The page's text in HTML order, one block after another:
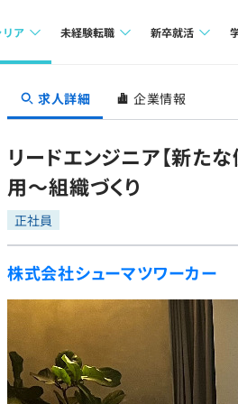
リア
ガイド
未経験転職
求人検索
転職成功ガイド
新卒就活
本選考
インターン
インタビュー
就活成功ガイド
求人詳細 企業情報
リードエンジニア【新た
用〜組織づくり
正社員
株式会社シューマツワーカー